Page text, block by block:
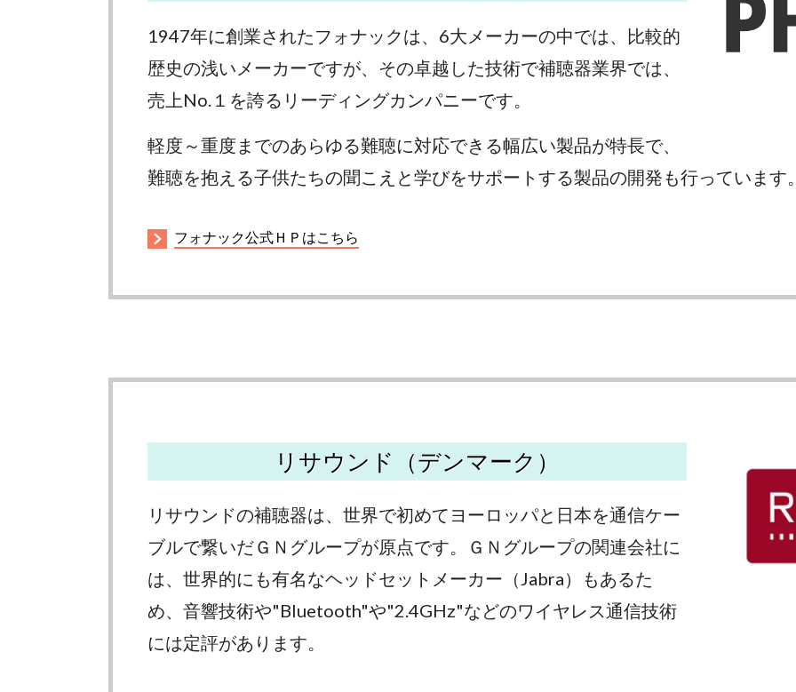
1947年に創業されたフォナックは、6大メーカーの中では、比較的
歴史の浅いメーカーですが、その卓越した技術で補聴器業界では、
売上No.１を誇るリーディングカンパニーです。
軽度～重度までのあらゆる難聴に対応できる幅広い製品が特長で、
難聴を抱える子供たちの聞こえと学びをサポートする製品の開発も行っています
フォナック公式ＨＰはこちら
リサウンド（デンマーク）
リサウンドの補聴器は、世界で初めてヨーロッパと日本を通信ケー
ブルで繋いだＧＮグループが原点です。ＧＮグループの関連会社に
は、世界的にも有名なヘッドセットメーカー（Jabra）もあるた
め、音響技術や"Bluetooth"や"2.4GHz"などのワイヤレス通信技術
には定評があります。